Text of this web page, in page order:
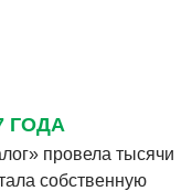
ГОДА
провела тысячи
собственную